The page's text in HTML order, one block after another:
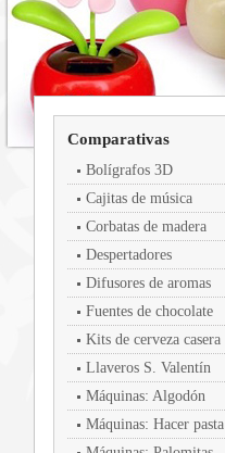
Comparativas
Bolígrafos 3D
Cajitas de música
Corbatas de madera
Despertadores
Difusores de aromas
Fuentes de chocolate
Kits de cerveza casera
Llaveros S. Valentín
Máquinas: Algodón
Máquinas: Hacer pasta